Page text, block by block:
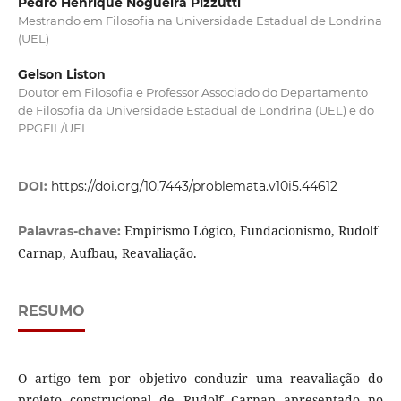
Mestrando em Filosofia na Universidade Estadual de Londrina
(UEL)
Gelson Liston
Doutor em Filosofia e Professor Associado do Departamento
de Filosofia da Universidade Estadual de Londrina (UEL) e do
PPGFIL/UEL
DOI: https://doi.org/10.7443/problemata.v10i5.44612
Palavras-chave: Empirismo Lógico, Fundacionismo, Rudolf
Carnap, Aufbau, Reavaliação.
RESUMO
O artigo tem por objetivo conduzir uma reavaliação do